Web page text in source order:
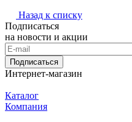
Назад к списку
Подписаться
на новости и акции
Подписаться
Интернет-магазин
Каталог
Компания